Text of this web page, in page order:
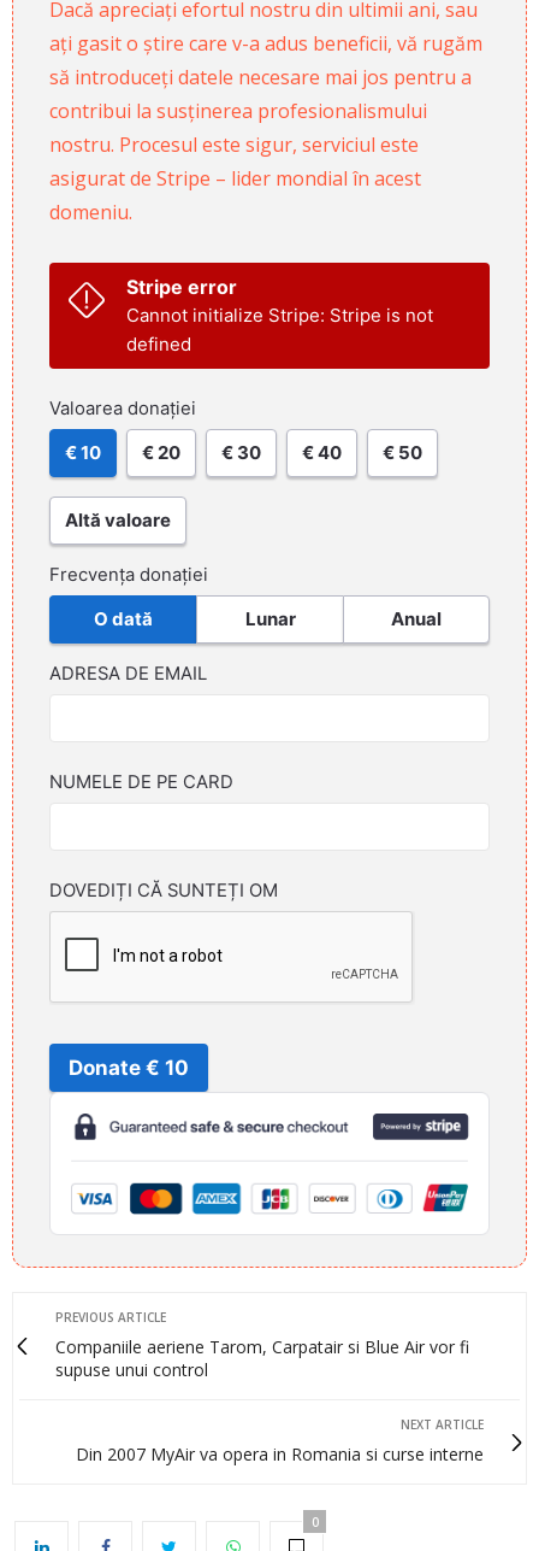
Dacă apreciați efortul nostru din ultimii ani, sau
ați gasit o știre care v-a adus beneficii, vă rugăm
să introduceți datele necesare mai jos pentru a
contribui la susținerea profesionalismului
nostru. Procesul este sigur, serviciul este
asigurat de Stripe – lider mondial în acest
domeniu.
Stripe error
Cannot initialize Stripe: Stripe is not
defined
Valoarea donației
€ 10 € 20 € 30 € 40 € 50
Altă valoare
Frecvența donației
O dată Lunar Anual
ADRESA DE EMAIL
NUMELE DE PE CARD
DOVEDIȚI CĂ SUNTEȚI OM
Donate € 10
PREVIOUS ARTICLE
Companiile aeriene Tarom, Carpatair si Blue Air vor fi
supuse unui control
NEXT ARTICLE
Din 2007 MyAir va opera in Romania si curse interne
0